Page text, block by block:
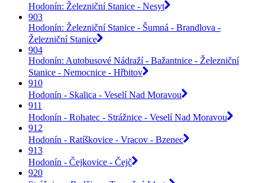
Hodonín: Železniční Stanice - Nesyt
903
Hodonín: Železniční Stanice - Šumná - Brandlova -
Železniční Stanice
904
Hodonín: Autobusové Nádraží - Bažantnice - Železniční
Stanice - Nemocnice - Hřbitov
910
Hodonín - Skalica - Veselí Nad Moravou
911
Hodonín - Rohatec - Strážnice - Veselí Nad Moravou
912
Hodonín - Ratíškovice - Vracov - Bzenec
913
Hodonín - Čejkovice - Čejč
920